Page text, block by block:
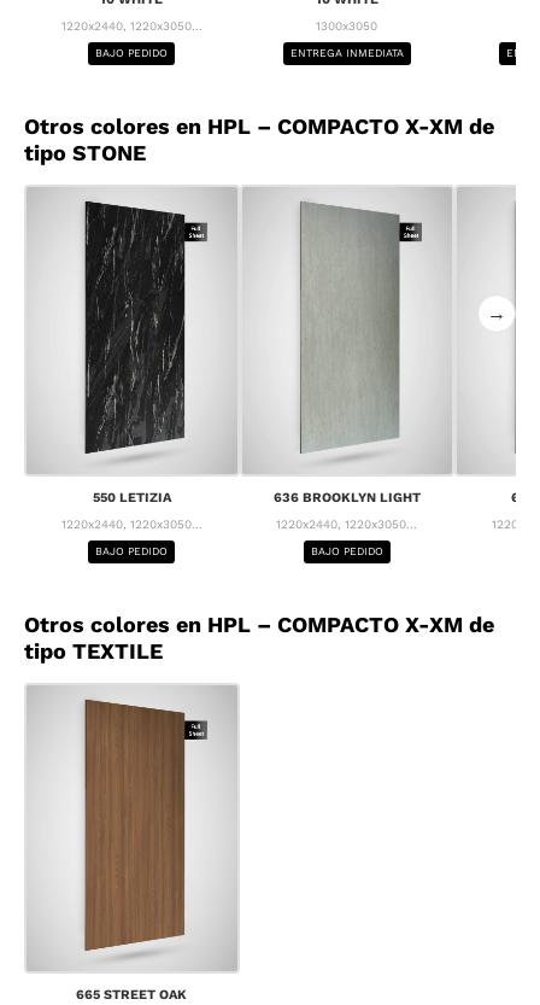
1220x2440, 1220x3050...
BAJO PEDIDO
1300x3050
ENTREGA INMEDIATA
Otros colores en HPL – COMPACTO X-XM de
tipo STONE
550 LETIZIA
1220x2440, 1220x3050...
BAJO PEDIDO
636 BROOKLYN LIGHT
1220x2440, 1220x3050...
BAJO PEDIDO
637
→
Otros colores en HPL – COMPACTO X-XM de
tipo TEXTILE
665 STREET OAK